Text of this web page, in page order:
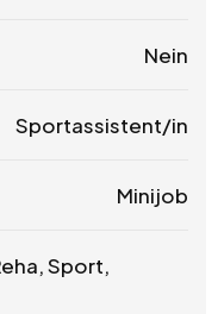
Nein
Sportassistent/in
Minijob
Sport,